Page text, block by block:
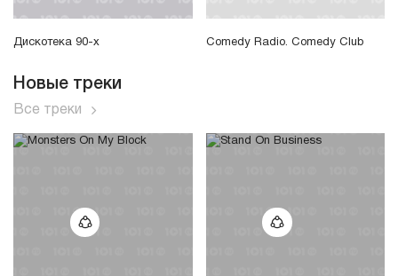
Дискотека 90-х Comedy Radio. Comedy Club
Новые треки
Все треки